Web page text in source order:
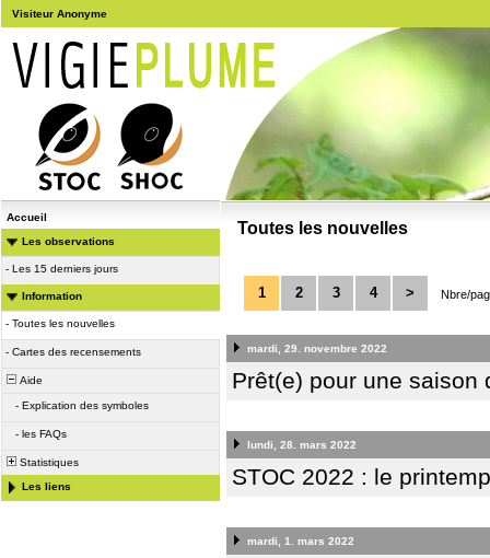
Visiteur Anonyme
Accueil
Les observations
- Les 15 derniers jours
Information
- Toutes les nouvelles
- Cartes des recensements
Aide
- Explication des symboles
- les FAQs
Statistiques
Les liens
Toutes les nouvelles
1 2 3 4 > Nbre/
mardi, 29. novembre 2022
Prêt(e) pour une saison
lundi, 28. mars 2022
STOC 2022 : le
mardi, 1. mars 2022